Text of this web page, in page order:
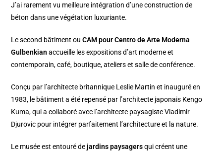
J’ai rarement vu meilleure intégration d’une construction de
béton dans une végétation luxuriante.
Le second bâtiment ouCAM pour Centro de Arte Moderna
Gulbenkian accueille les expositions d’art moderne et
contemporain, café, boutique, ateliers et salle de conférence.
Conçu par l’architecte britannique Leslie Martin et inauguré en
1983, le bâtiment a été repensé par l’architecte japonais Kengo
Kuma, qui a collaboré avec l’architecte paysagiste Vladimir
Djurovic pour intégrer parfaitement l’architecture et la nature.
Le musée est entouré dejardins paysagersqui créent une